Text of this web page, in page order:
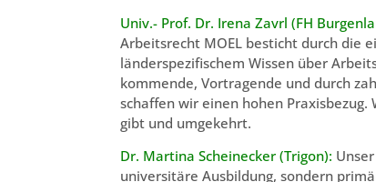
Univ.- Prof. Dr. Irena Zavrl (FH
Arbeitsrecht MOEL besticht durch die
länderspezifischem Wissen über
kommende, Vortragende und durch
schaffen wir einen hohen Praxisbezug.
gibt und umgekehrt.
Dr. Martina Scheinecker (Trigon):
universitäre Ausbildung, sondern